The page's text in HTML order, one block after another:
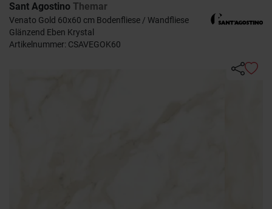
Sant Agostino Themar
Venato Gold 60x60 cm Bodenfliese / Wandfliese
Glänzend Eben Krystal
Artikelnummer: CSAVEGOK60